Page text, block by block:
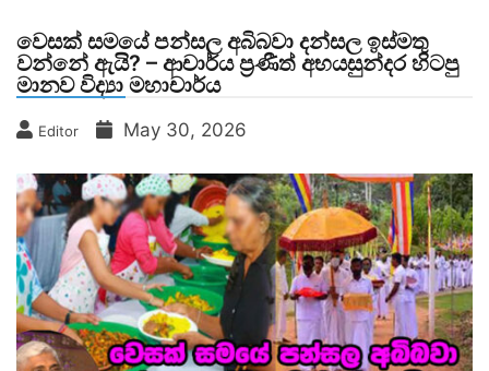
වෙසක් සමයේ පන්සල අබිබවා දන්සල ඉස්මතු
වන්නේ ඇයි? – ආචාර්ය ප්‍රණීත් අභයසුන්දර හිටපු
මානව විද්‍යා මහාචාර්ය
Editor May 30, 2026